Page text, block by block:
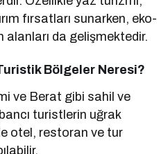
fırsatları sunarken, eko-
da gelişmektedir.
Bölgeler Neresi?
ve Berat gibi sahil ve
turistlerin uğrak
otel, restoran ve tur